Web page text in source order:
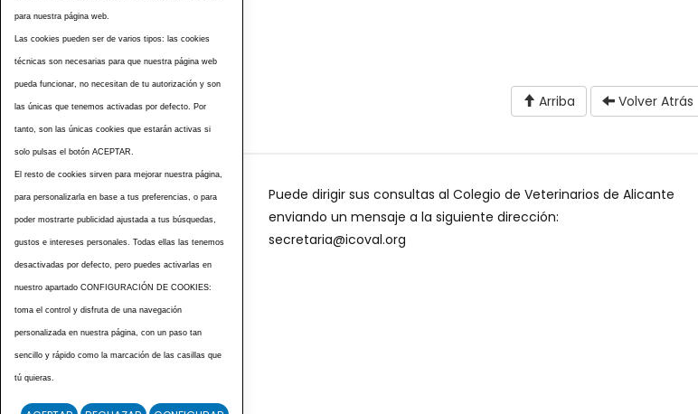
Etiquetas
Arriba Volver Atrás
Puede dirigir sus consultas al Colegio de Veterinarios de Alicante
enviando un mensaje a la siguiente dirección:
secretaria@icoval.org
para nuestra página web.
Las cookies pueden ser de varios tipos: las cookies
técnicas son necesarias para que nuestra página web
pueda funcionar, no necesitan de tu autorización y son
las únicas que tenemos activadas por defecto. Por
tanto, son las únicas cookies que estarán activas si
solo pulsas el botón ACEPTAR.
El resto de cookies sirven para mejorar nuestra página,
para personalizarla en base a tus preferencias, o para
poder mostrarte publicidad ajustada a tus búsquedas,
gustos e intereses personales. Todas ellas las tenemos
desactivadas por defecto, pero puedes activarlas en
nuestro apartado CONFIGURACIÓN DE COOKIES:
toma el control y disfruta de una navegación
personalizada en nuestra página, con un paso tan
sencillo y rápido como la marcación de las casillas que
tú quieras.